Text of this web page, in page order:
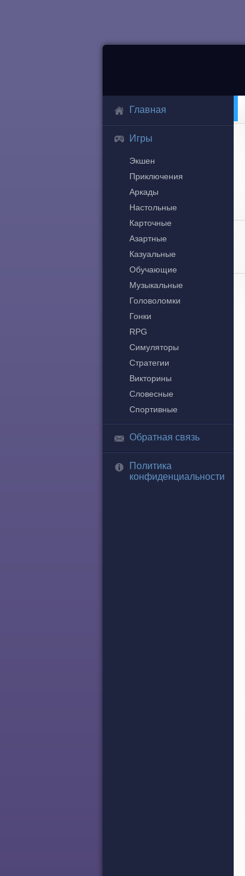
Главная
Игры
Экшен
Приключения
Аркады
Настольные
Карточные
Азартные
Казуальные
Обучающие
Музыкальные
Головоломки
Гонки
RPG
Симуляторы
Стратегии
Викторины
Словесные
Спортивные
Обратная связь
Политика
конфиденциальности